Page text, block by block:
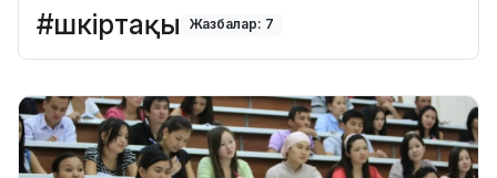
#шәкіртақы Жазбалар: 7